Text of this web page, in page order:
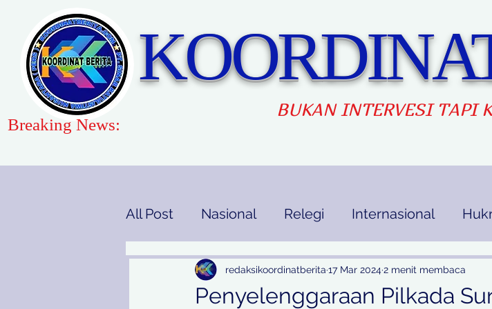
BUKAN INTERVESI TAPI
Breaking News:
All Post Nasional Relegi Internasional
Gaya Hidup Pendidikan Ekbis Opini
Penyelenggaraan Pilkada
redaksikoordinatberita 17 Mar 20242 menit membaca